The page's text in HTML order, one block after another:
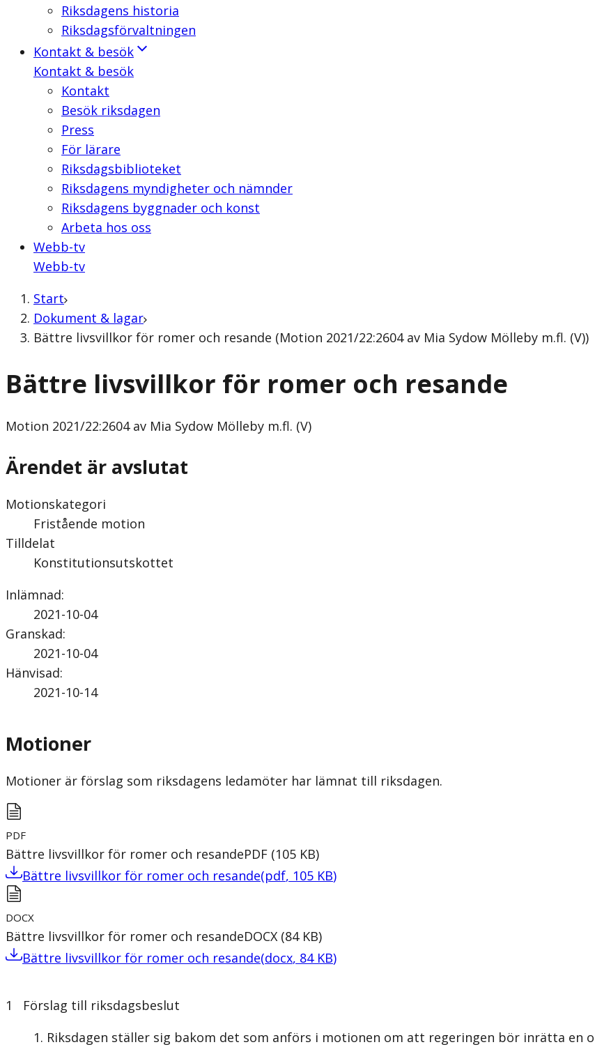
Riksdagens historia
Riksdagsförvaltningen
Kontakt & besök
Kontakt & besök
Kontakt
Besök riksdagen
Press
För lärare
Riksdagsbiblioteket
Riksdagens myndigheter och nämnder
Riksdagens byggnader och konst
Arbeta hos oss
Webb-tv
Webb-tv
Start
Dokument & lagar
Bättre livsvillkor för romer och resande (Motion 2021/22:2604 av Mia Sydow Mölleby m.fl. (V))
Bättre livsvillkor för romer och resande
Motion 2021/22:2604 av Mia Sydow Mölleby m.fl. (V)
Ärendet är avslutat
Motionskategori
Fristående motion
Tilldelat
Konstitutionsutskottet
Inlämnad:
2021-10-04
Granskad:
2021-10-04
Hänvisad:
2021-10-14
Motioner
Motioner är förslag som riksdagens ledamöter har lämnat till riksdagen.
PDF
Bättre livsvillkor för romer och resandePDF (105 KB)
Bättre livsvillkor för romer och resande(pdf, 105 KB)
DOCX
Bättre livsvillkor för romer och resandeDOCX (84 KB)
Bättre livsvillkor för romer och resande(docx, 84 KB)
1 Förslag till riksdagsbeslut
Riksdagen ställer sig bakom det som anförs i motionen om att regeringen bör inrätta en